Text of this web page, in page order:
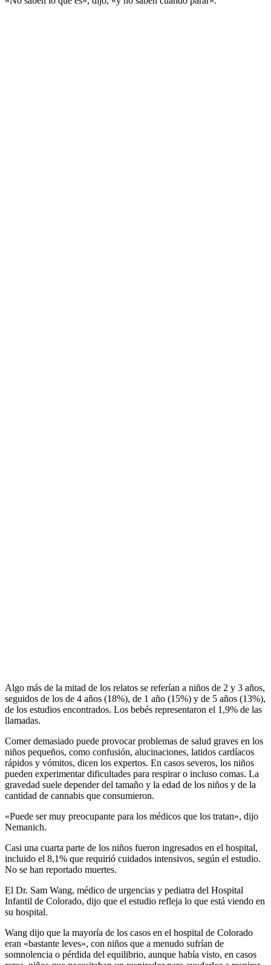
Algo más de la mitad de los relatos se referían a niños de 2 y 3 años,
seguidos de los de 4 años (18%), de 1 año (15%) y de 5 años (13%),
de los estudios encontrados. Los bebés representaron el 1,9% de las
llamadas.
Comer demasiado puede provocar problemas de salud graves en los
niños pequeños, como confusión, alucinaciones, latidos cardíacos
rápidos y vómitos, dicen los expertos. En casos severos, los niños
pueden experimentar dificultades para respirar o incluso comas. La
gravedad suele depender del tamaño y la edad de los niños y de la
cantidad de cannabis que consumieron.
«Puede ser muy preocupante para los médicos que los tratan», dijo
Nemanich.
Casi una cuarta parte de los niños fueron ingresados ​​en el hospital,
incluido el 8,1% que requirió cuidados intensivos, según el estudio.
No se han reportado muertes.
El Dr. Sam Wang, médico de urgencias y pediatra del Hospital
Infantil de Colorado, dijo que el estudio refleja lo que está viendo en
su hospital.
Wang dijo que la mayoría de los casos en el hospital de Colorado
eran «bastante leves», con niños que a menudo sufrían de
somnolencia o pérdida del equilibrio, aunque había visto, en casos